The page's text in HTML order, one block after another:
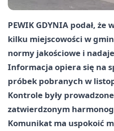
PEWIK GDYNIA podał,
kilku miejscowości w
normy jakościowe i
Informacja opiera się na
próbek pobranych w
Kontrole były
zatwierdzonym
Komunikat ma uspokoić